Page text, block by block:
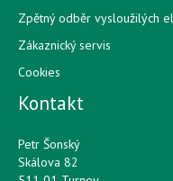
Zpětný odběr vysloužilých
Zákaznický servis
Cookies
Kontakt
Petr Šonský
Skálova 82